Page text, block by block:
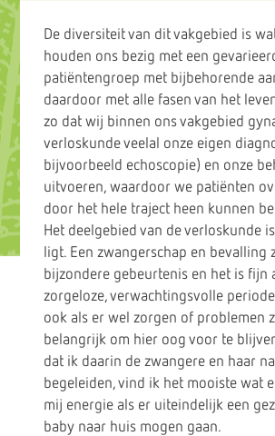
De diversiteit van dit vakgebied is
houden ons bezig met een
patiëntengroep met bijbehorende
daardoor met alle fasen van het
zo dat wij binnen ons vakgebied
verloskunde veelal onze eigen
bijvoorbeeld echoscopie) en onze
uitvoeren, waardoor we patiënten
door het hele traject heen kunnen
Het deelgebied van de verloskunde
ligt. Een zwangerschap en bevalling
bijzondere gebeurtenis en het is fijn
zorgeloze, verwachtingsvolle
ook als er wel zorgen of problemen
belangrijk om hier oog voor te
dat ik daarin de zwangere en haar
begeleiden, vind ik het mooiste wat
mij energie als er uiteindelijk een
baby naar huis mogen gaan.